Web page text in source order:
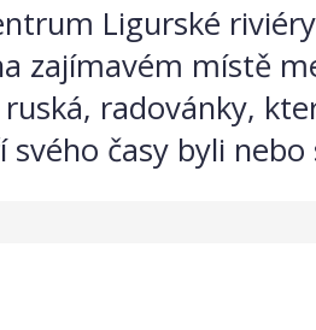
Ligurské
zajímavém místě
radovánky,
časy byli nebo